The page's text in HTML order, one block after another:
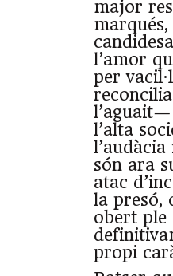
major
l’amor
per
l’alta
són ara
atac
la presó,
obert ple
propi